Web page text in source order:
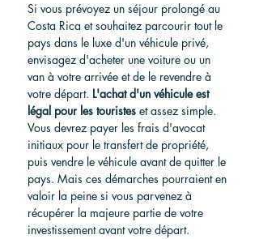
Si vous prévoyez un séjour prolongé au
Costa Rica et souhaitez parcourir tout le
pays dans le luxe d'un véhicule privé,
envisagez d'acheter une voiture ou un
van à votre arrivée et de le revendre à
votre départ. L'achat d'un véhicule est
légal pour les touristes et assez simple.
Vous devrez payer les frais d'avocat
initiaux pour le transfert de propriété,
puis vendre le véhicule avant de quitter le
pays. Mais ces démarches pourraient en
valoir la peine si vous parvenez à
récupérer la majeure partie de votre
investissement avant votre départ.